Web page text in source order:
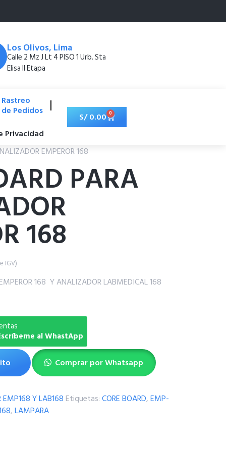
Los Olivos, Lima
Calle 2 Mz J Lt 4 PISO 1 Urb. Sta
Elisa II Etapa
Rastreo
de Pedidos
Privacidad
S/0.00 0
EMPEROR 168
PARA
168
IGV)
168 Y ANALIZADOR LABMEDICAL 168
al WhastApp
Comprar por Whatsapp
Y LAB168 Etiquetas:CORE BOARD,EMP-
,LAMPARA